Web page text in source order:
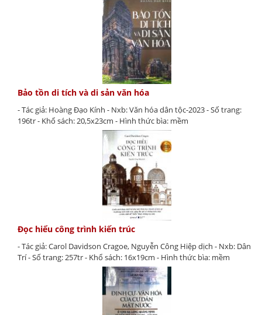
Bảo tồn di tích và di sản văn hóa
- Tác giả: Hoàng Đạo Kính - Nxb: Văn hóa dân tộc-2023 - Số trang:
196tr - Khổ sách: 20,5x23cm - Hình thức bìa: mềm
Đọc hiểu công trình kiến trúc
- Tác giả: Carol Davidson Cragoe, Nguyễn Công Hiệp dịch - Nxb: Dân
Trí - Số trang: 257tr - Khổ sách: 16x19cm - Hình thức bìa: mềm